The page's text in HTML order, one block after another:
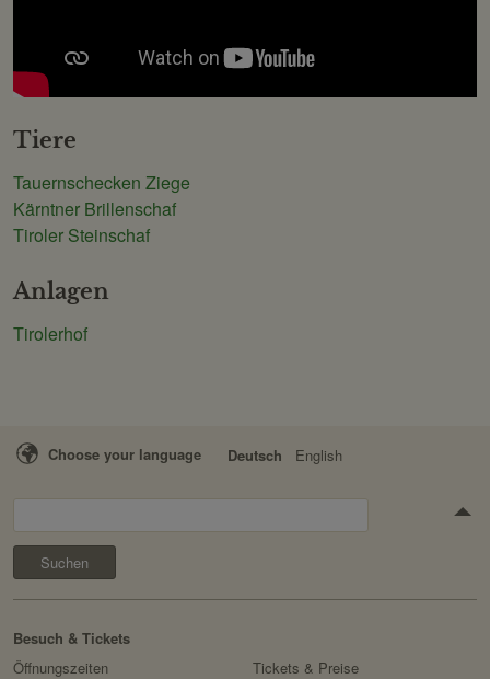
Tiere
Tauernschecken Ziege
Kärntner Brillenschaf
Tiroler Steinschaf
Anlagen
Tirolerhof
Choose your language Deutsch English
Besuch & Tickets
Öffnungszeiten
Tickets & Preise